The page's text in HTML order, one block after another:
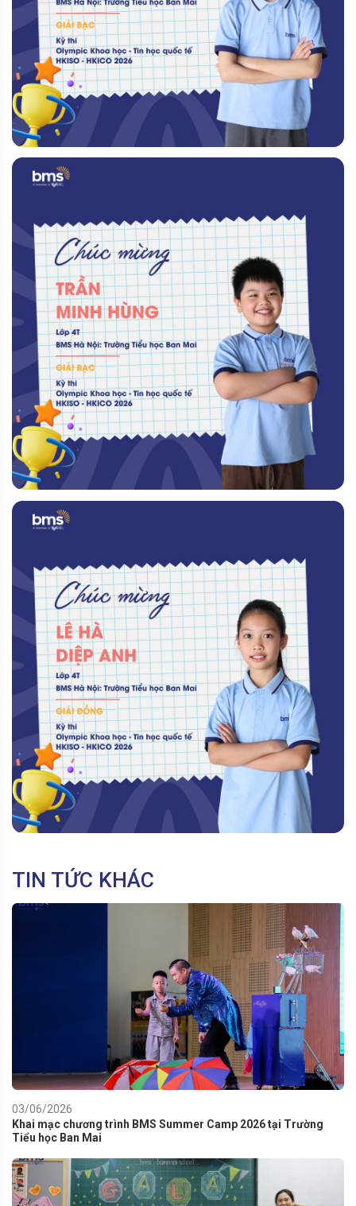
TIN TỨC KHÁC
03/06/2026
Khai mạc chương trình BMS Summer Camp 2026 tại Trường
Tiểu học Ban Mai